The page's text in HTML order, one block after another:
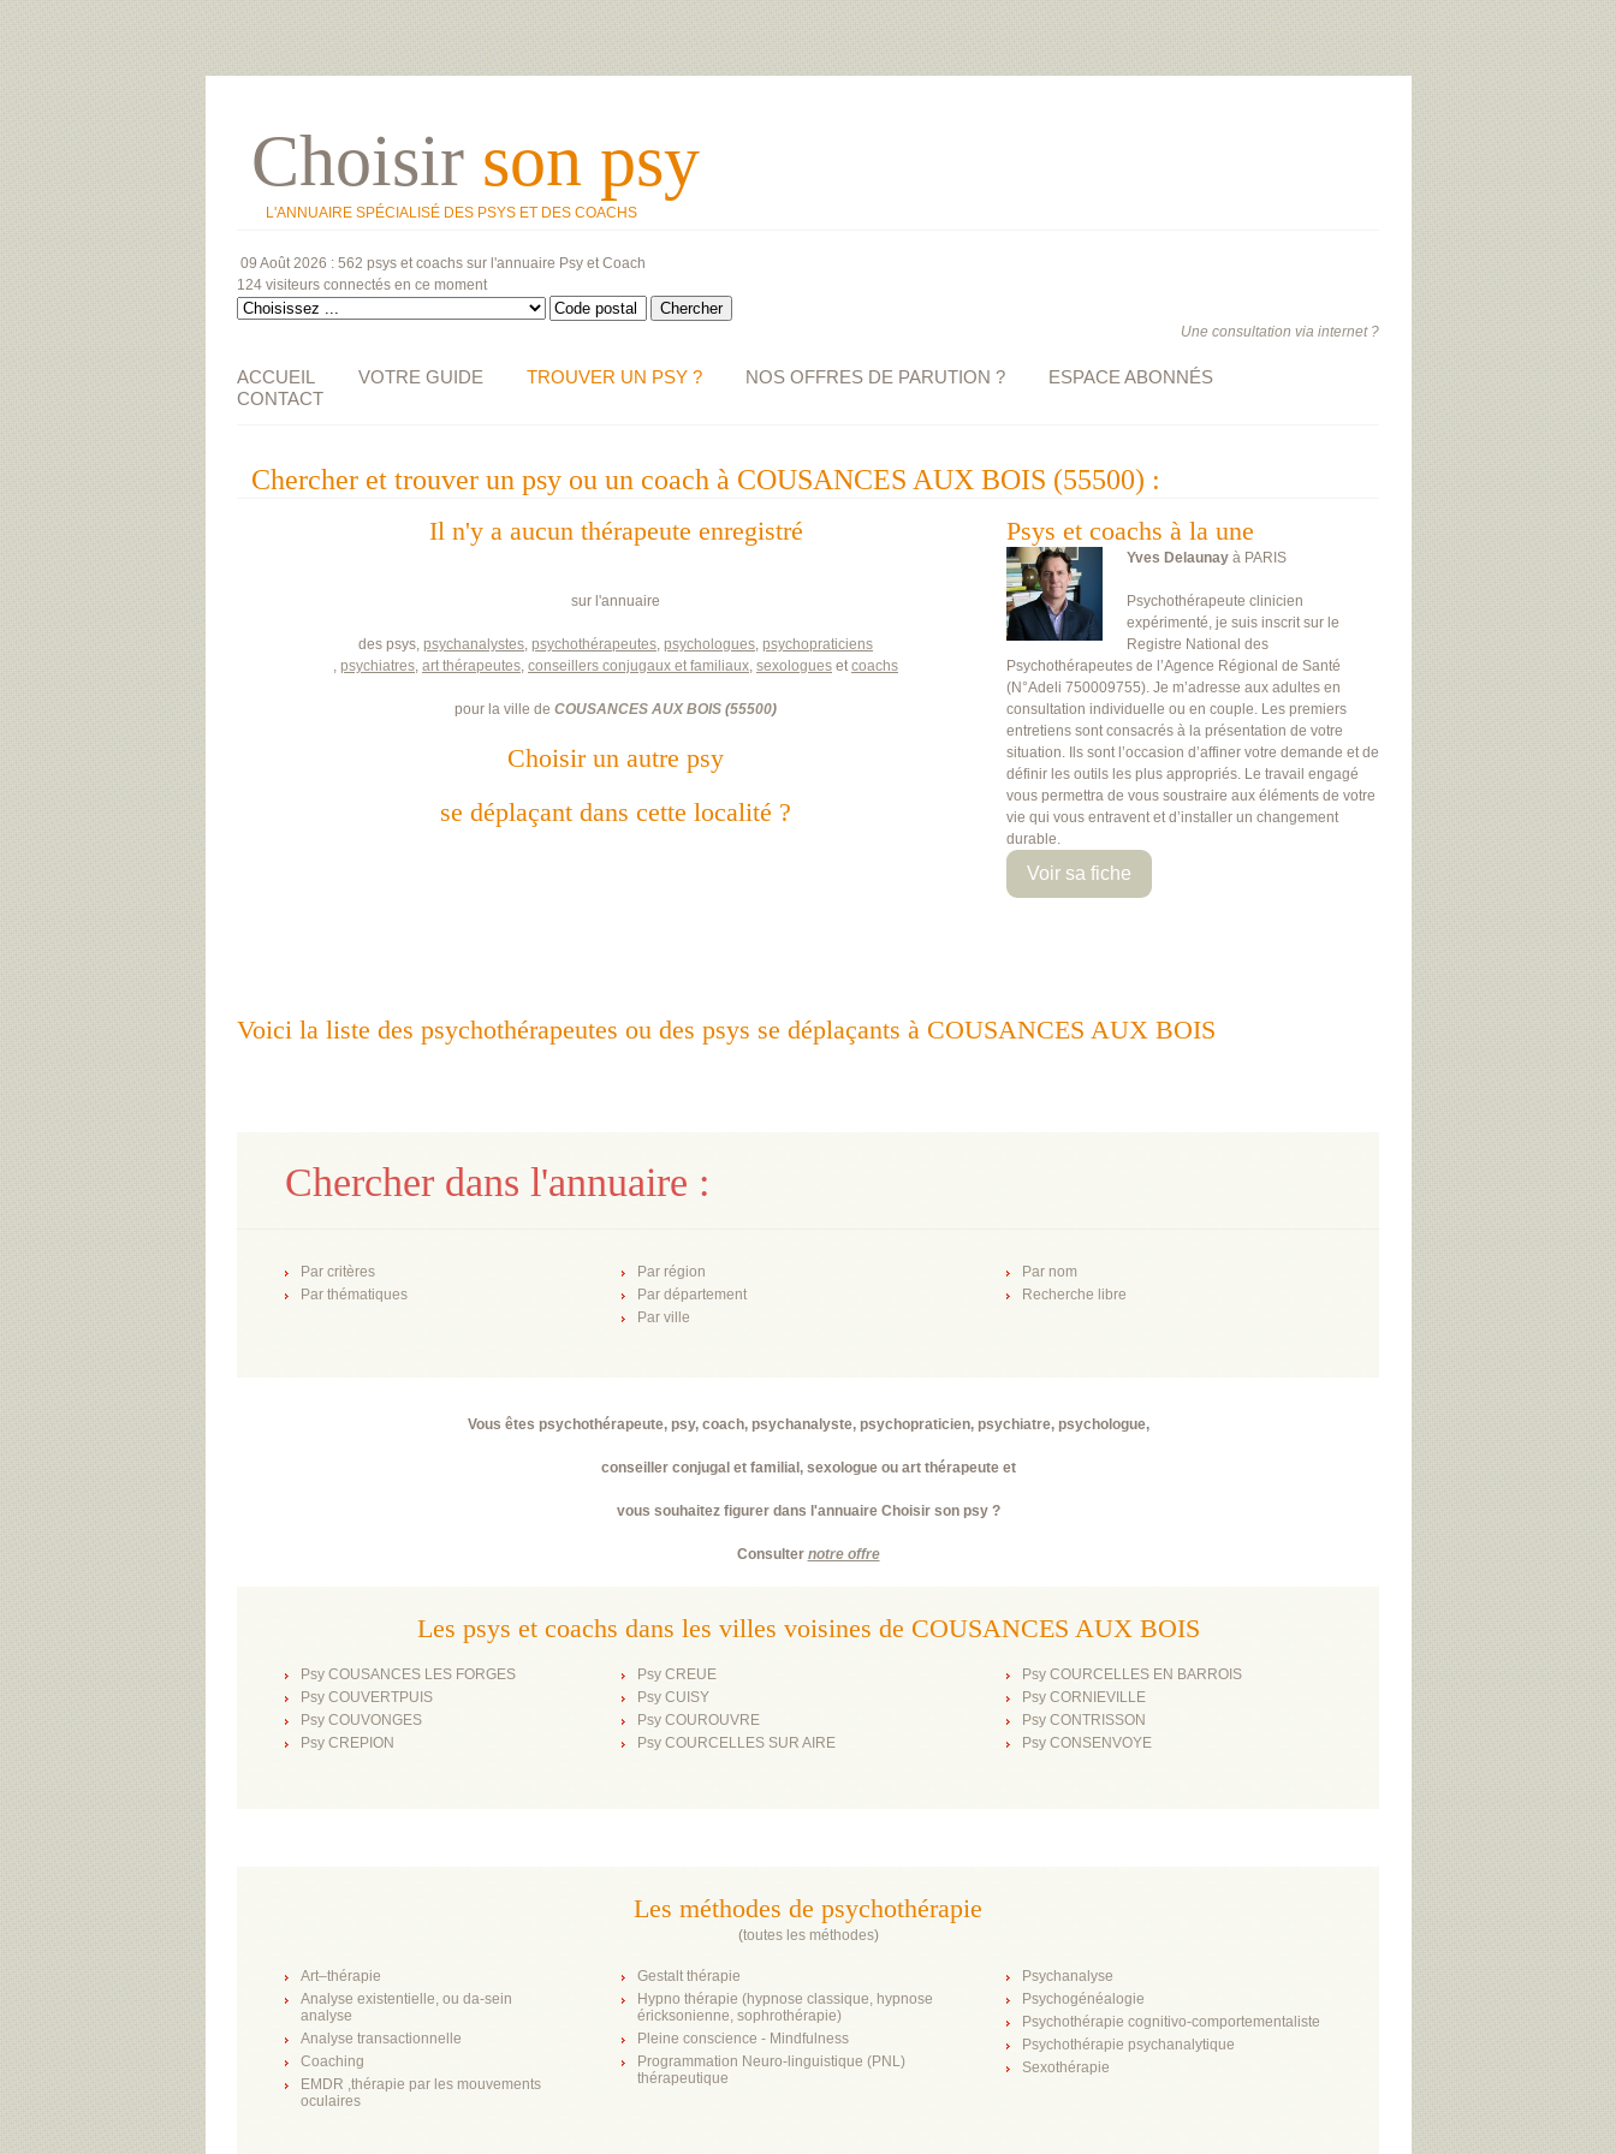
Choisir son psy
L'ANNUAIRE SPÉCIALISÉ DES PSYS ET DES COACHS
09 Août 2026 : 562 psys et coachs sur l'annuaire Psy et Coach
124 visiteurs connectés en ce moment
Une consultation via internet ?
ACCUEIL VOTRE GUIDE TROUVER UN PSY ? NOS OFFRES DE PARUTION ?
ESPACE ABONNÉS
CONTACT
Chercher et trouver un psy ou un coach à COUSANCES AUX BOIS (55500) :
Il n'y a aucun thérapeute enregistré
sur l'annuaire
des psys, psychanalystes, psychothérapeutes, psychologues, psychopraticiens
, psychiatres, art thérapeutes, conseillers conjugaux et familiaux, sexologues etcoachs
pour la ville de COUSANCES AUX BOIS (55500)
Choisir un autre psy
se déplaçant dans cette localité ?
Psys et coachs à la une
Yves Delaunay à PARIS
Psychothérapeute clinicien
expérimenté, je suis inscrit sur le
Registre National des
Psychothérapeutes de l’Agence Régional de Santé
(N°Adeli 750009755). Je m’adresse aux adultes en
consultation individuelle ou en couple. Les premiers
entretiens sont consacrés à la présentation de votre
situation. Ils sont l’occasion d’affiner votre demande et de
définir les outils les plus appropriés. Le travail engagé
vous permettra de vous soustraire aux éléments de votre
vie qui vous entravent et d’installer un changement
durable.
Voir sa fiche
Voici la liste des psychothérapeutes ou des psys se déplaçants à COUSANCES AUX BOIS
Chercher dans l'annuaire :
Par critères
Par thématiques
Par région
Par département
Par ville
Par nom
Recherche libre
Vous êtes psychothérapeute, psy, coach, psychanalyste, psychopraticien, psychiatre, psychologue,
conseiller conjugal et familial, sexologue ou art thérapeute et
vous souhaitez figurer dans l'annuaire Choisir son psy ?
Consulter notre offre
Les psys et coachs dans les villes voisines de COUSANCES AUX BOIS
Psy COUSANCES LES FORGES
Psy COUVERTPUIS
Psy COUVONGES
Psy CREPION
Psy CREUE
Psy CUISY
Psy COUROUVRE
Psy COURCELLES SUR AIRE
Psy COURCELLES EN BARROIS
Psy CORNIEVILLE
Psy CONTRISSON
Psy CONSENVOYE
Les méthodes de psychothérapie
(toutes les méthodes)
Art–thérapie
Analyse existentielle, ou da-sein
analyse
Analyse transactionnelle
Coaching
EMDR ,thérapie par les mouvements
oculaires
Gestalt thérapie
Hypno thérapie (hypnose classique, hypnose
éricksonienne, sophrothérapie)
Pleine conscience - Mindfulness
Programmation Neuro-linguistique (PNL)
thérapeutique
Psychanalyse
Psychogénéalogie
Psychothérapie cognitivo-comportementaliste
Psychothérapie psychanalytique
Sexothérapie